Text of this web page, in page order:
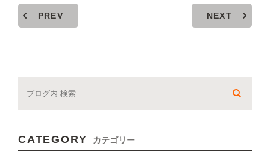
PREV NEXT
CATEGORY カテゴリー